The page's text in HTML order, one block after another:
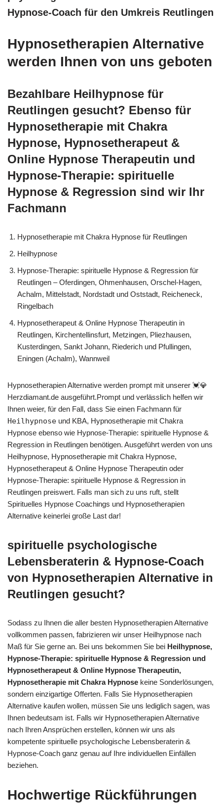
Hypnose-Coach für den Umkreis Reutlingen
Hypnosetherapien Alternative
werden Ihnen von uns geboten
Bezahlbare Heilhypnose für
Reutlingen gesucht? Ebenso für
Hypnosetherapie mit Chakra
Hypnose, Hypnosetherapeut &
Online Hypnose Therapeutin und
Hypnose-Therapie: spirituelle
Hypnose & Regression sind wir Ihr
Fachmann
Hypnosetherapie mit Chakra Hypnose für Reutlingen
Heilhypnose
Hypnose-Therapie: spirituelle Hypnose & Regression für
Reutlingen – Oferdingen, Ohmenhausen, Orschel-Hagen,
Achalm, Mittelstadt, Nordstadt und Oststadt, Reicheneck,
Ringelbach
Hypnosetherapeut & Online Hypnose Therapeutin in
Reutlingen, Kirchentellinsfurt, Metzingen, Pliezhausen,
Kusterdingen, Sankt Johann, Riederich und Pfullingen,
Eningen (Achalm), Wannweil
Hypnosetherapien Alternative werden prompt mit unserer 💓️💎
Herzdiamant.de ausgeführt.Prompt und verlässlich helfen wir
Ihnen weier, für den Fall, dass Sie einen Fachmann für
Heilhypnose und KBA, Hypnosetherapie mit Chakra
Hypnose ebenso wie Hypnose-Therapie: spirituelle Hypnose &
Regression in Reutlingen benötigen. Ausgeführt werden von uns
Heilhypnose, Hypnosetherapie mit Chakra Hypnose,
Hypnosetherapeut & Online Hypnose Therapeutin oder
Hypnose-Therapie: spirituelle Hypnose & Regression in
Reutlingen preiswert. Falls man sich zu uns ruft, stellt
Spirituelles Hypnose Coachings und Hypnosetherapien
Alternative keinerlei große Last dar!
spirituelle psychologische
Lebensberaterin & Hypnose-Coach
von Hypnosetherapien Alternative in
Reutlingen gesucht?
Sodass zu Ihnen die aller besten Hypnosetherapien Alternative
vollkommen passen, fabrizieren wir unser Heilhypnose nach
Maß für Sie gerne an. Bei uns bekommen Sie bei Heilhypnose,
Hypnose-Therapie: spirituelle Hypnose & Regression und
Hypnosetherapeut & Online Hypnose Therapeutin,
Hypnosetherapie mit Chakra Hypnose keine Sonderlösungen,
sondern einzigartige Offerten. Falls Sie Hypnosetherapien
Alternative kaufen wollen, müssen Sie uns lediglich sagen, was
Ihnen bedeutsam ist. Falls wir Hypnosetherapien Alternative
nach Ihren Ansprüchen erstellen, können wir uns als
kompetente spirituelle psychologische Lebensberaterin &
Hypnose-Coach ganz genau auf Ihre individuellen Einfällen
beziehen.
Hochwertige Rückführungen